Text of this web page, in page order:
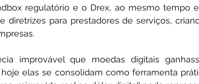
regulatório e o Drex, ao mesmo tempo
diretrizes para prestadores de serviços,
improvável que moedas digitais
elas se consolidam como ferramenta